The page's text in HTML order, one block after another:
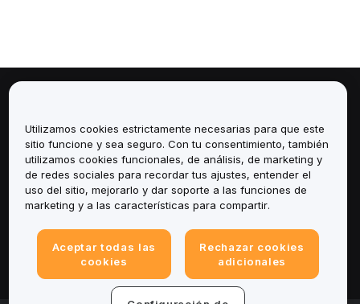
Servicios
Soporte
Utilizamos cookies estrictamente necesarias para que este
sitio funcione y sea seguro. Con tu consentimiento, también
utilizamos cookies funcionales, de análisis, de marketing y
de redes sociales para recordar tus ajustes, entender el
uso del sitio, mejorarlo y dar soporte a las funciones de
marketing y a las características para compartir.
Aceptar todas las
cookies
Rechazar cookies
adicionales